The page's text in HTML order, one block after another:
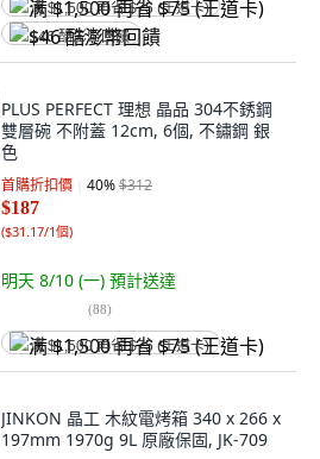
满 $1,500 再省 $75 (王道卡)
$46 酷澎幣回饋
PLUS PERFECT 理想 晶品 304不銹鋼
雙層碗 不附蓋 12cm, 6個, 不鏽鋼 銀
色
首購折扣價 40%$312
$187
($31.17/1個)
明天 8/10 (一) 預計送達
(88)
满 $1,500 再省 $75 (王道卡)
JINKON 晶工 木紋電烤箱 340 x 266 x
197mm 1970g 9L 原廠保固, JK-709